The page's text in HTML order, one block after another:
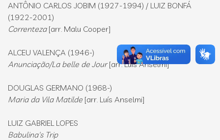
ANTÔNIO CARLOS JOBIM (1927-1994) / LUIZ BONFÁ
(1922-2001)
Correnteza[arr. Malu Cooper]
ALCEU VALENÇA (1946-)
Anunciação/La belle de Jour[arr. Luís Anselmi]
DOUGLAS GERMANO (1968-)
Maria da Vila Matilde [arr. Luís Anselmi]
LUIZ GABRIEL LOPES
Babulina's Trip